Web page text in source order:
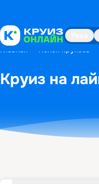
Главная Поиск круизов
Круиз на